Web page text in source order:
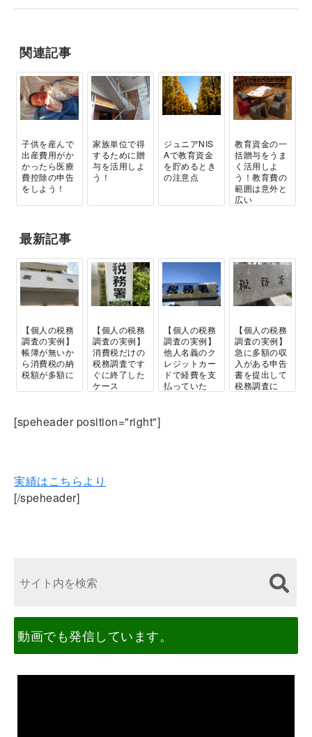
関連記事
子供を産んで
出産費用がか
かったら医療
費控除の申告
をしよう！
家族単位で得
するために贈
与を活用しよ
う！
ジュニアNIS
Aで教育資金
を貯めるとき
の注意点
教育資金の一
括贈与をうま
く活用しよ
う！教育費の
範囲は意外と
広い
最新記事
【個人の税務
調査の実例】
帳簿が無いか
ら消費税の納
税額が多額に
【個人の税務
調査の実例】
消費税だけの
税務調査です
ぐに終了した
ケース
【個人の税務
調査の実例】
他人名義のク
レジットカー
ドで経費を支
払っていた
【個人の税務
調査の実例】
急に多額の収
入がある申告
書を提出して
税務調査に
[speheader position="right"]
実績はこちらより
[/speheader]
動画でも発信しています。